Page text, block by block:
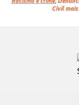
Civil